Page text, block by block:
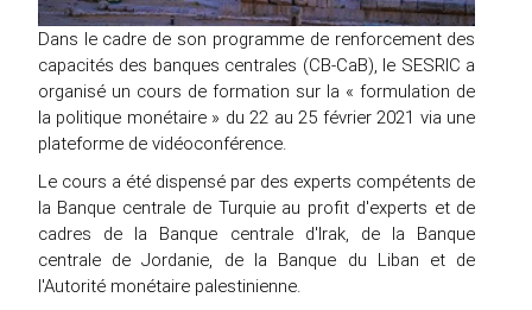
Dans le cadre de son programme de renforcement des
capacités des banques centrales (CB-CaB), le SESRIC a
organisé un cours de formation sur la « formulation de
la politique monétaire » du 22 au 25 février 2021 via une
plateforme de vidéoconférence.
Le cours a été dispensé par des experts compétents de
la Banque centrale de Turquie au profit d'experts et de
cadres de la Banque centrale d'Irak, de la Banque
centrale de Jordanie, de la Banque du Liban et de
l'Autorité monétaire palestinienne.